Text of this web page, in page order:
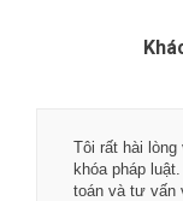
Tôi rất hài
khóa pháp
toán và tư vấn